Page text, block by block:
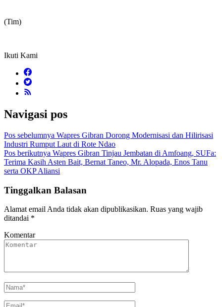
(Tim)
Ikuti Kami
Navigasi pos
Pos sebelumnya Wapres Gibran Dorong Modernisasi dan Hilirisasi
Industri Rumput Laut di Rote Ndao
Pos berikutnya Wapres Gibran Tinjau Jembatan di Amfoang, SUFa:
Terima Kasih Asten Bait, Bernat Taneo, Mr. Alopada, Enos Tanu
serta OKP Aliansi
Tinggalkan Balasan
Alamat email Anda tidak akan dipublikasikan. Ruas yang wajib
ditandai *
Komentar